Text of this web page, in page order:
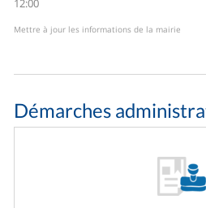
12:00
Mettre à jour les informations de la mairie
Démarches